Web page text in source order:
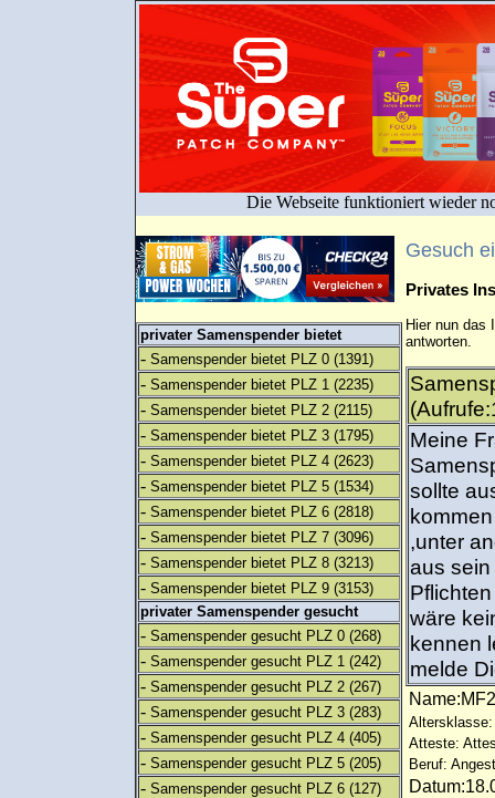
Die Webseite funktioniert wieder
privater Samenspender bietet
- Samenspender bietet PLZ 0 (1391)
- Samenspender bietet PLZ 1 (2235)
- Samenspender bietet PLZ 2 (2115)
- Samenspender bietet PLZ 3 (1795)
- Samenspender bietet PLZ 4 (2623)
- Samenspender bietet PLZ 5 (1534)
- Samenspender bietet PLZ 6 (2818)
- Samenspender bietet PLZ 7 (3096)
- Samenspender bietet PLZ 8 (3213)
- Samenspender bietet PLZ 9 (3153)
privater Samenspender gesucht
- Samenspender gesucht PLZ 0 (268)
- Samenspender gesucht PLZ 1 (242)
- Samenspender gesucht PLZ 2 (267)
- Samenspender gesucht PLZ 3 (283)
- Samenspender gesucht PLZ 4 (405)
- Samenspender gesucht PLZ 5 (205)
- Samenspender gesucht PLZ 6 (127)
Gesuch
Privates
Hier nun das
antworten.
Meine
sollte
,unter
aus
wäre
kennen
melde
Altersklasse:
Atteste:
Beruf: